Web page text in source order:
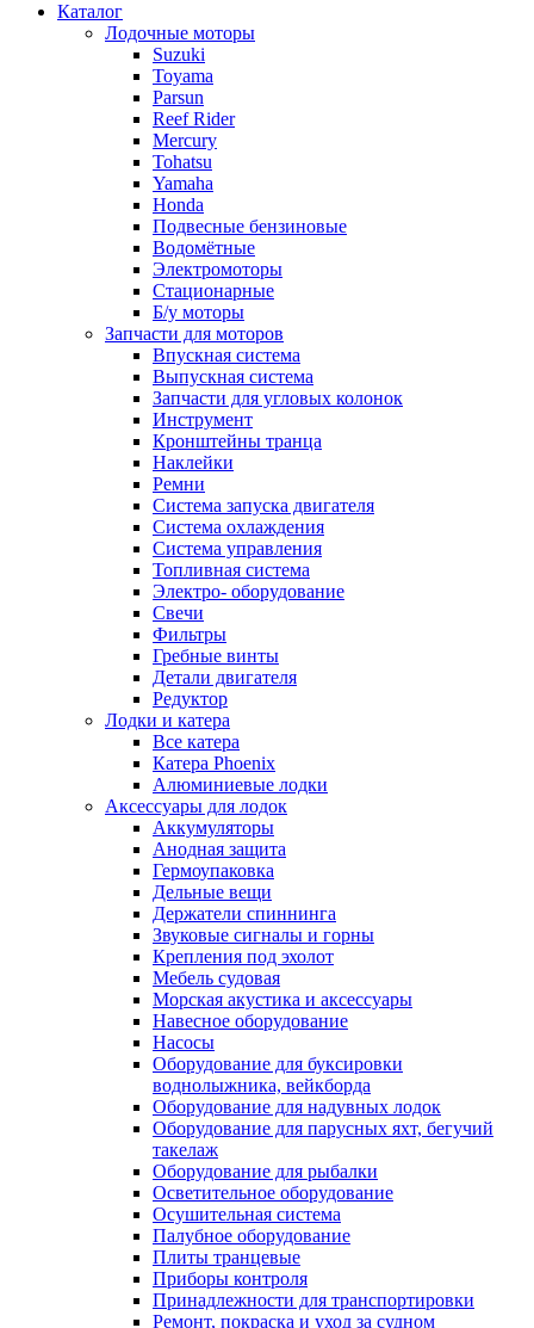
Каталог
Лодочные моторы
Suzuki
Toyama
Parsun
Reef Rider
Mercury
Tohatsu
Yamaha
Honda
Подвесные бензиновые
Водомётные
Электромоторы
Стационарные
Б/у моторы
Запчасти для моторов
Впускная система
Выпускная система
Запчасти для угловых колонок
Инструмент
Кронштейны транца
Наклейки
Ремни
Система запуска двигателя
Система охлаждения
Система управления
Топливная система
Электро- оборудование
Свечи
Фильтры
Гребные винты
Детали двигателя
Редуктор
Лодки и катера
Все катера
Катера Phoenix
Алюминиевые лодки
Аксессуары для лодок
Аккумуляторы
Анодная защита
Гермоупаковка
Дельные вещи
Держатели спиннинга
Звуковые сигналы и горны
Крепления под эхолот
Мебель судовая
Морская акустика и аксессуары
Навесное оборудование
Насосы
Оборудование для буксировки
воднолыжника, вейкборда
Оборудование для надувных лодок
Оборудование для парусных яхт, бегучий
такелаж
Оборудование для рыбалки
Осветительное оборудование
Осушительная система
Палубное оборудование
Плиты транцевые
Приборы контроля
Принадлежности для транспортировки
Ремонт, покраска и уход за судном